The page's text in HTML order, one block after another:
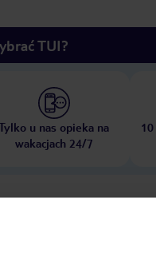
TUI?
u nas opieka na
wakacjach 24/7